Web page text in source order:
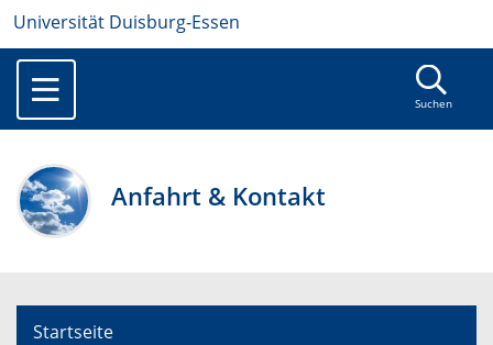
Universität Duisburg-Essen
Suchen
Anfahrt & Kontakt
Startseite